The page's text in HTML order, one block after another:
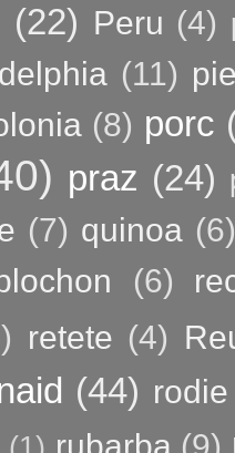
(22) Peru (4)
(11)
(8) porc
praz (24)
(7) quinoa
(6)
retete (4)
(44) rodie